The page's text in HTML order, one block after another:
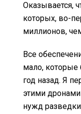
Оказывается,
которых, во-
миллионов,
Все
мало, которые
год назад. Я
этими
нужд